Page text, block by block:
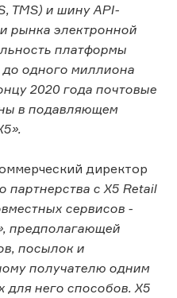
TMS) и шину API-
рынка электронной
платформы
до одного миллиона
2020 года почтовые
в подавляющем
директор
партнерства с X5 Retail
сервисов -
предполагающей
посылок и
получателю одним
для него способов. Х5